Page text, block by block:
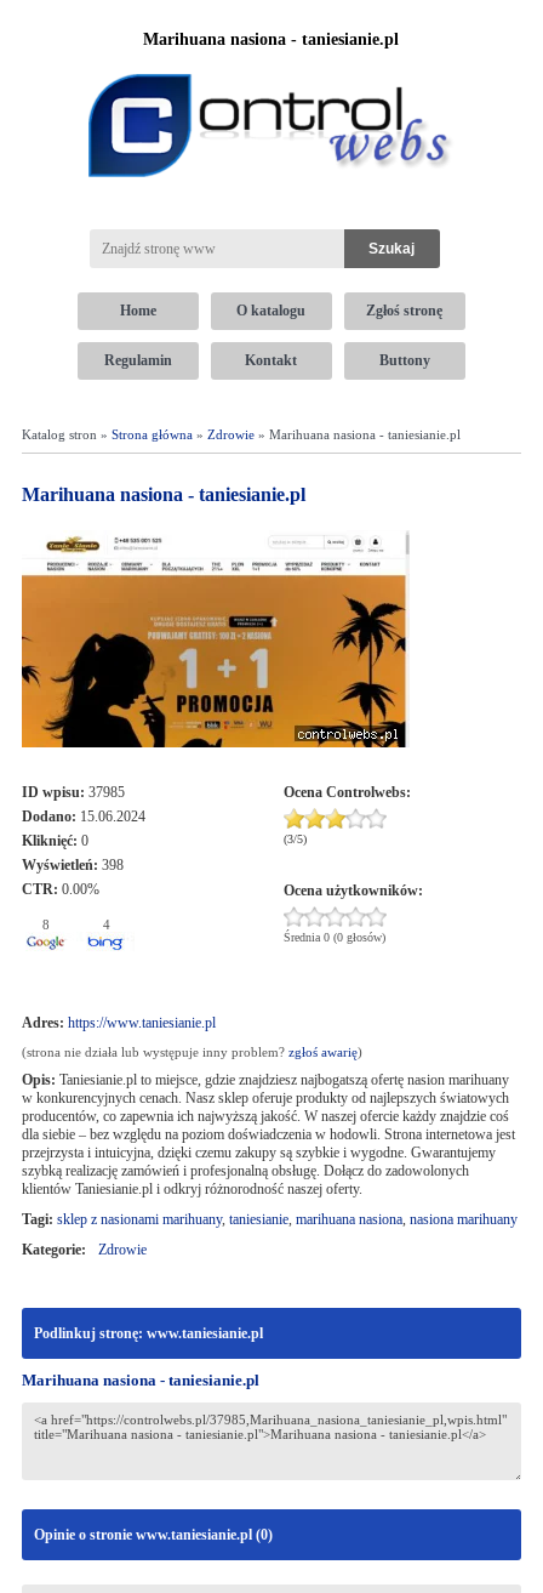
Marihuana nasiona - taniesianie.pl
Home O katalogu Zgłoś stronę
Regulamin Kontakt Buttony
Katalog stron » Strona główna» Zdrowie» Marihuana nasiona - taniesianie.pl
Marihuana nasiona - taniesianie.pl
ID wpisu: 37985
Dodano: 15.06.2024
Kliknięć: 0
Wyświetleń: 398
CTR: 0.00%
8 4
Ocena Controlwebs:
(3/5)
Ocena użytkowników:
Średnia 0 (0 głosów)
Adres: https://www.taniesianie.pl
(strona nie działa lub występuje inny problem? zgłoś awarię)
Opis: Taniesianie.pl to miejsce, gdzie znajdziesz najbogatszą ofertę nasion marihuany
w konkurencyjnych cenach. Nasz sklep oferuje produkty od najlepszych światowych
producentów, co zapewnia ich najwyższą jakość. W naszej ofercie każdy znajdzie coś
dla siebie – bez względu na poziom doświadczenia w hodowli. Strona internetowa jest
przejrzysta i intuicyjna, dzięki czemu zakupy są szybkie i wygodne. Gwarantujemy
szybką realizację zamówień i profesjonalną obsługę. Dołącz do zadowolonych
klientów Taniesianie.pl i odkryj różnorodność naszej oferty.
Tagi: sklep z nasionami marihuany, taniesianie, marihuana nasiona, nasiona marihuany
Kategorie:
Zdrowie
Podlinkuj stronę: www.taniesianie.pl
Marihuana nasiona - taniesianie.pl
Opinie o stronie www.taniesianie.pl (0)